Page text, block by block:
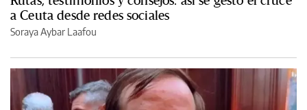
a Ceuta desde redes sociales
Soraya Aybar Laafou